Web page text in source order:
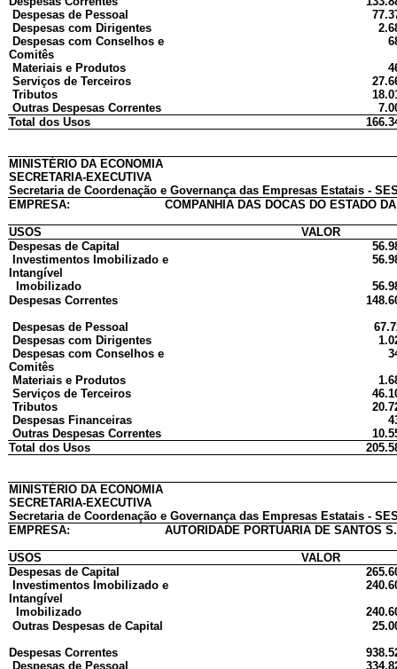
Despesas de Pessoal
Despesas com Dirigentes
Despesas com Conselhos e
Comitês
Materiais e Produtos
Serviços de Terceiros
Tributos
Outras Despesas Correntes
Total dos Usos
MINISTÉRIO DA ECONOMIA
SECRETARIA-EXECUTIVA
Secretaria de Coordenação e Governança das Empresas Estatais -
EMPRESA:
COMPANHIA DAS DOCAS DO ESTADO
USOS
VALOR
Despesas de Capital
Investimentos Imobilizado e
Intangível
Imobilizado
Despesas Correntes
Despesas de Pessoal
Despesas com Dirigentes
Despesas com Conselhos e
Comitês
Materiais e Produtos
Serviços de Terceiros
Tributos
Despesas Financeiras
Outras Despesas Correntes
Total dos Usos
MINISTÉRIO DA ECONOMIA
SECRETARIA-EXECUTIVA
Secretaria de Coordenação e Governança das Empresas Estatais -
EMPRESA:
AUTORIDADE PORTUARIA DE SANTOS
USOS
VALOR
Despesas de Capital
Investimentos Imobilizado e
Intangível
Imobilizado
Outras Despesas de Capital
Despesas Correntes
Despesas de Pessoal